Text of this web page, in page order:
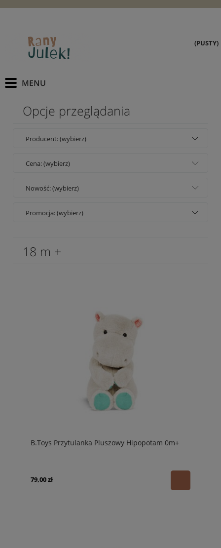
(PUSTY)
Opcje przeglądania
Producent: (wybierz)
Cena: (wybierz)
Nowość: (wybierz)
Promocja: (wybierz)
18 m +
B.Toys Przytulanka Pluszowy Hipopotam 0m+
79,00 zł